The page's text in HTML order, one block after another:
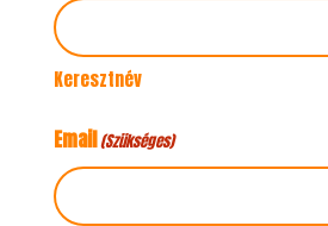
Keresztnév
Email(Szükséges)